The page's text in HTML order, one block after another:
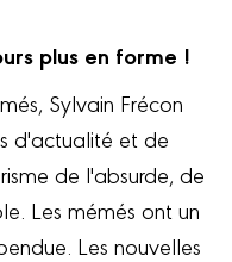
plus en forme !
Sylvain Frécon
d'actualité et de
de l'absurde, de
Les mémés ont un
Les nouvelles